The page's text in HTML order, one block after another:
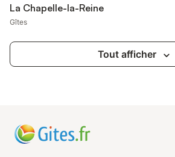
La Chapelle-la-Reine
Gîtes
Tout afficher